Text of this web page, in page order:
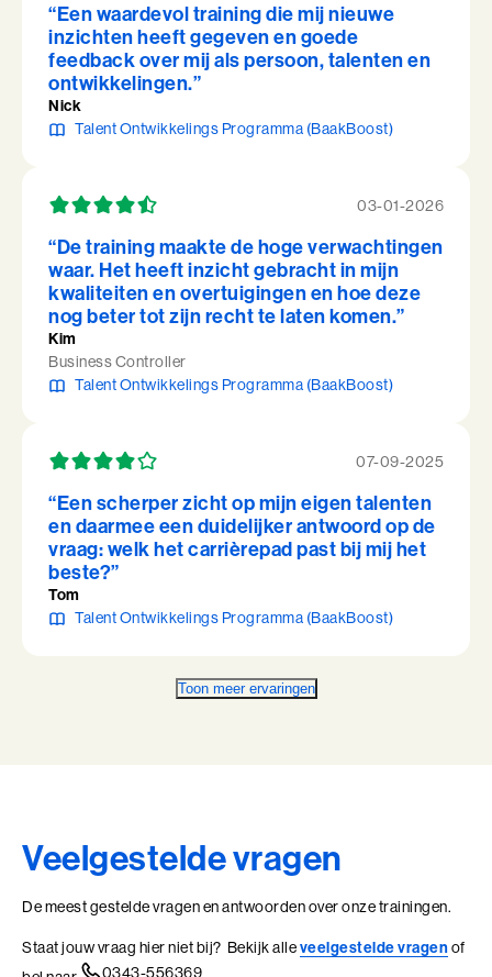
“Een waardevol training die mij nieuwe
inzichten heeft gegeven en goede
feedback over mij als persoon, talenten en
ontwikkelingen.”
Nick
Talent Ontwikkelings Programma (BaakBoost)
03-01-2026
“De training maakte de hoge verwachtingen
waar. Het heeft inzicht gebracht in mijn
kwaliteiten en overtuigingen en hoe deze
nog beter tot zijn recht te laten komen.”
Kim
Business Controller
Talent Ontwikkelings Programma (BaakBoost)
07-09-2025
“Een scherper zicht op mijn eigen talenten
en daarmee een duidelijker antwoord op de
vraag: welk het carrièrepad past bij mij het
beste?”
Tom
Talent Ontwikkelings Programma (BaakBoost)
Toon meer ervaringen
Veelgestelde vragen
De meest gestelde vragen en antwoorden over onze trainingen.
Staat jouw vraag hier niet bij? Bekijk alleveelgestelde vragenof
0343-556369